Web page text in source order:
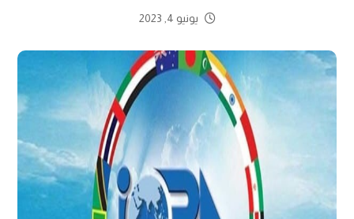
يونيو 4, 2023